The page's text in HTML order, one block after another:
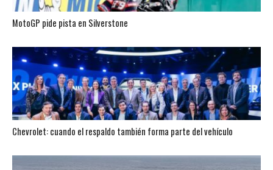
MotoGP pide pista en Silverstone
Chevrolet: cuando el respaldo también forma parte del vehículo